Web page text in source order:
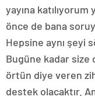
yayına
önce de bana
Hepsine aynı şeyi
Bugüne kadar size
örtün diye veren
destek olacaktır.